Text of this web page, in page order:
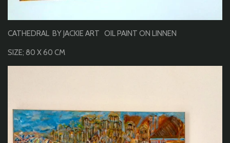
CATHEDRAL BY JACKIE ART OIL PAINT ON LINNEN
SIZE; 80 X 60 CM